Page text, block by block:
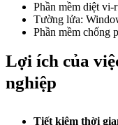
Phần mềm diệt vi-
Tường lửa:
Phần mềm chống
Lợi ích của
nghiệp
Tiết kiệm thời